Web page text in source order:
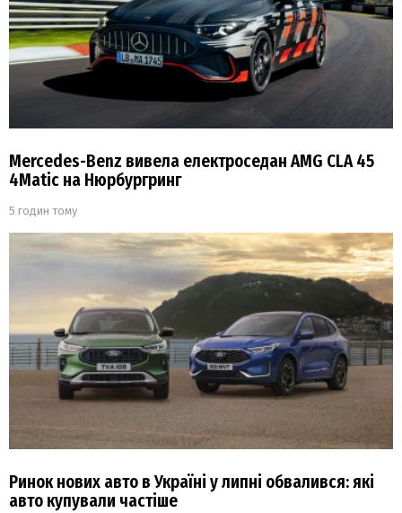
Mercedes-Benz вивела електроседан AMG CLA 45
4Matic на Нюрбургринг
5 годин тому
Ринок нових авто в Україні у липні обвалився: які
авто купували частіше